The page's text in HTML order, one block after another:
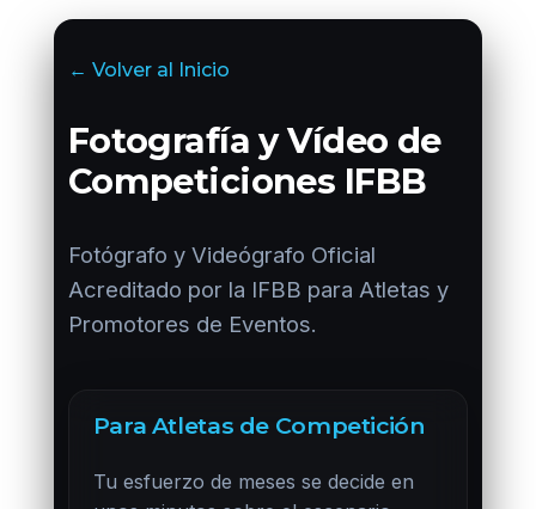
← Volver al Inicio
Fotografía y Vídeo de
Competiciones IFBB
Fotógrafo y Videógrafo Oficial
Acreditado por la IFBB para Atletas y
Promotores de Eventos.
Para Atletas de Competición
Tu esfuerzo de meses se decide en